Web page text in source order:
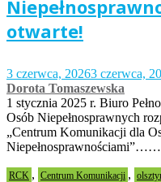
otwarte!
3 czerwca, 20263 czerwca,
Dorota Tomaszewska
1 stycznia 2025 r. Biuro
Osób Niepełnosprawnych
„Centrum Komunikacji dla
Niepełnosprawnościami”……
RCK , Centrum Komunikacji ,